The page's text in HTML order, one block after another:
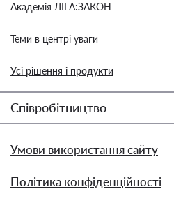
Академія ЛІГА:ЗАКОН
Теми в центрі уваги
Усі рішення і продукти
Співробітництво
Умови використання сайту
Політика конфіденційності